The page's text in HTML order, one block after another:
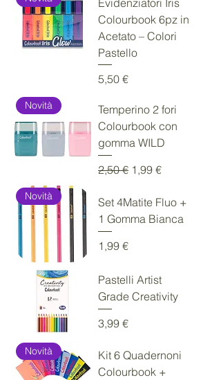
Colourbook 6pz in
Acetato – Colori
Pastello
Prezzo
5,50 €
Novità
Temperino 2 fori
Colourbook con
gomma WILD
Prezzo regolare
2,50 € Prezzo scontato
1,99 €
Novità
Set 4Matite Fluo +
1 Gomma Bianca
Prezzo
1,99 €
Pastelli Artist
Grade Creativity
Prezzo
3,99 €
Novità
Kit 6 Quadernoni
Colourbook +